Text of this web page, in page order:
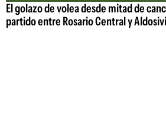
El golazo de volea desde mitad de
partido entre Rosario Central y